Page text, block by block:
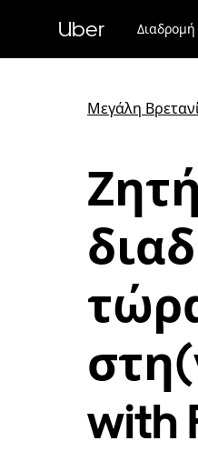
περιεχόμενο
Uber Διαδρομή
Μεγάλη
with